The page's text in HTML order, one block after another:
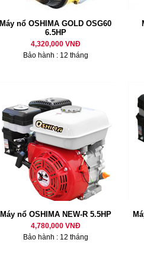
Máy nổ OSHIMA GOLD OSG60
6.5HP
4,320,000 VNĐ
Bảo hành : 12 tháng
Máy nổ OSHIMA NEW-R 5.5HP
4,780,000 VNĐ
Bảo hành : 12 tháng